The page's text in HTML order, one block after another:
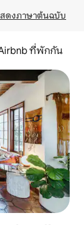
ดงภาษาต้นฉบับ
ที่พักกัน